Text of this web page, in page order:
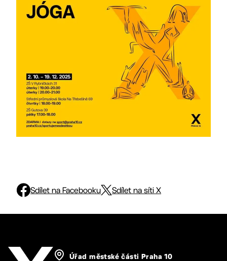
Sdílet na Facebooku Sdílet na síti X
Úřad městské části Praha 10